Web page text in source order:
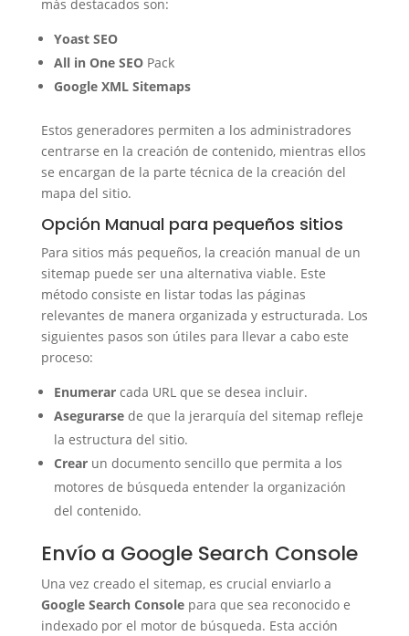
más destacados son:
Yoast SEO
All in One SEOPack
Google XML Sitemaps
Estos generadores permiten a los administradores
centrarse en la creación de contenido, mientras ellos
se encargan de la parte técnica de la creación del
mapa del sitio.
Opción Manual para pequeños sitios
Para sitios más pequeños, la creación manual de un
sitemap puede ser una alternativa viable. Este
método consiste en listar todas las páginas
relevantes de manera organizada y estructurada. Los
siguientes pasos son útiles para llevar a cabo este
proceso:
Enumerarcada URL que se desea incluir.
Asegurarsede que la jerarquía del sitemap refleje
la estructura del sitio.
Crearun documento sencillo que permita a los
motores de búsqueda entender la organización
del contenido.
Envío a Google Search Console
Una vez creado el sitemap, es crucial enviarlo a
Google Search Consolepara que sea reconocido e
indexado por el motor de búsqueda. Esta acción